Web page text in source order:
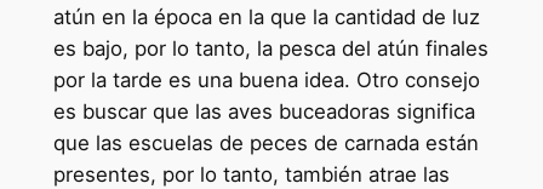
atún en la época en la que la cantidad de luz
es bajo, por lo tanto, la pesca del atún finales
por la tarde es una buena idea. Otro consejo
es buscar que las aves buceadoras significa
que las escuelas de peces de carnada están
presentes, por lo tanto, también atrae las